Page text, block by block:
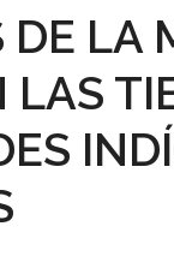
LA
LAS